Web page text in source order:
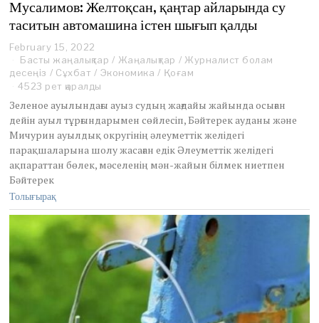
Мусалимов: Желтоқсан, қаңтар айларында су
таситын автомашина істен шығып қалды
February 15, 2022
e
b
r
a
r
y
1
5
2
2
Басты жаңалықтар / Жаңалықтар / Журналист болам
десеңіз / Сұхбат / Экономика / Қоғам
4523 рет қаралды
Зеленое ауылындағы ауыз судың жағдайы жайында осыған
дейін ауыл тұрғындарымен сөйлесіп, Бәйтерек ауданы және
Мичурин ауылдық округінің әлеуметтік желідегі
парақшаларына шолу жасаған едік Әлеуметтік желідегі
ақпараттан бөлек, мәселенің мән-жайын білмек ниетпен
Бәйтерек
Толығырақ